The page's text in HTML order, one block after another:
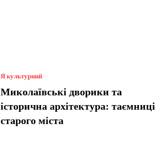
Я культурний
Миколаївські дворики та
історична архітектура: таємниці
старого міста